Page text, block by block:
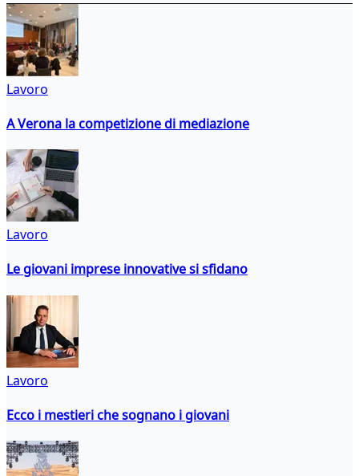
Lavoro
A Verona la competizione di mediazione
Lavoro
Le giovani imprese innovative si sfidano
Lavoro
Ecco i mestieri che sognano i giovani